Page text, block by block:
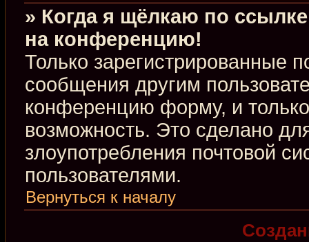
» Когда я щёлкаю по
на конференцию!
Только зарегистрированные
сообщения другим
конференцию форму, и
возможность. Это сделано
злоупотребления почтовой
пользователями.
Вернуться к началу